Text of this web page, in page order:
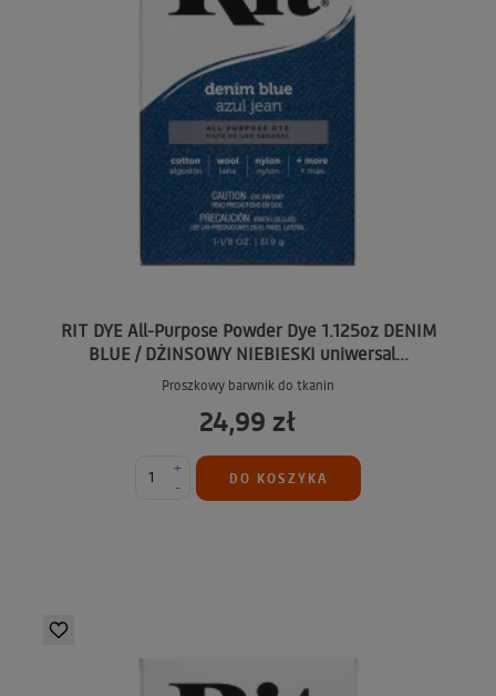
RIT DYE All-Purpose Powder Dye 1.125oz DENIM
BLUE / DŻINSOWY NIEBIESKI uniwersal...
Proszkowy barwnik do tkanin
24,99 zł
-
+
DO KOSZYKA